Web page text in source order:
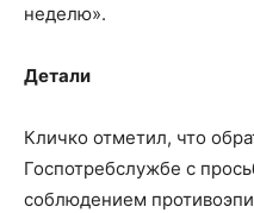
неделю».
Детали
Кличко отметил, что
Госпотребслужбе с
соблюдением